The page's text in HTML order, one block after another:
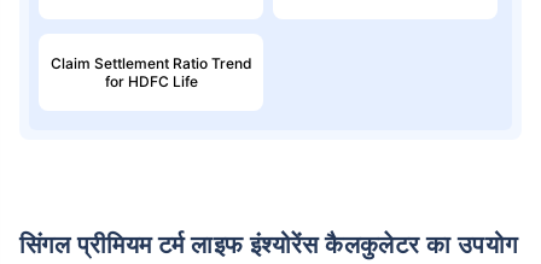
Claim Settlement Ratio Trend
for HDFC Life
सिंगल प्रीमियम टर्म लाइफ इंश्योरेंस कैलकुलेटर का उपयोग
24 वर्ष 34 वर्ष